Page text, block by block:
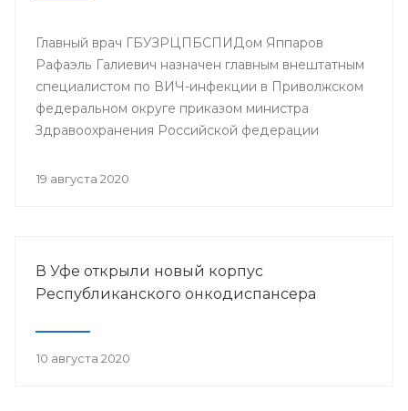
Главный врач ГБУЗРЦПБСПИДом Яппаров
Рафаэль Галиевич назначен главным внештатным
специалистом по ВИЧ-инфекции в Приволжском
федеральном округе приказом министра
Здравоохранения Российской федерации
19 августа 2020
В Уфе открыли новый корпус
Республиканского онкодиспансера
10 августа 2020